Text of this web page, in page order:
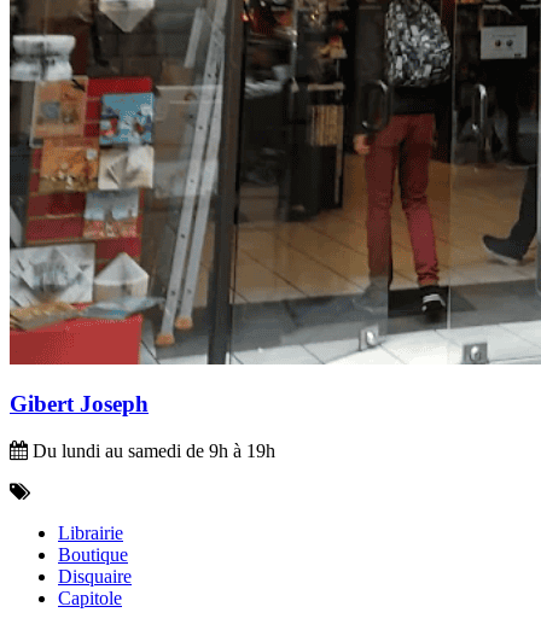
Gibert Joseph
Du lundi au samedi de 9h à 19h
Librairie
Boutique
Disquaire
Capitole